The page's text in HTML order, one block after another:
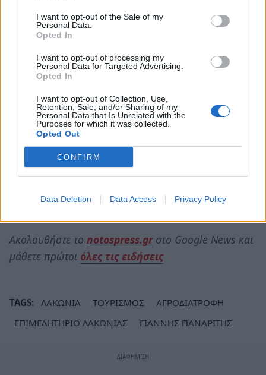
I want to opt-out of the Sale of my
Personal Data.
Opted In
I want to opt-out of processing my
Personal Data for Targeted Advertising.
Opted In
I want to opt-out of Collection, Use,
Retention, Sale, and/or Sharing of my
Personal Data that Is Unrelated with the
Purposes for which it was collected.
Opted Out
CONFIRM
Data Deletion Data Access Privacy Policy
της Διοίκησης του Επιμελητηρίου Λακωνίας,
εκπρόσωποι συλλόγων, φορέων και
επιχειρηματίες – μέλη του Επιμελητηρίου
Λακωνίας.
Κλείνοντας υπήρξε διαλογική συζήτηση μεταξύ
ομιλητών και συμμετεχόντων.
Οι ενδιαφερόμενοι μπορούν να
παρακολουθήσουν την ομιλία του Προέδρου
του Επιμελητηρίου κι όλη την εκδήλωση
ψηφιακά μέσω της σελίδας του Επιμελητηρίου
Ακολουθήστε το notospress.grστο Google News και
μάθετε πρώτοι όλες τις ειδήσεις
TAGS: ΛΑΚΩΝΙΑ ΤΟΥΡΙΣΜΟΣ
ΑΓΡΟΔΙΑΤΡΟΦΗ
ΕΠΙΜΕΛΗΤΗΡΙΟ ΛΑΚΩΝΙΑΣ
ΓΙΑΝΝΗΣ ΠΑΝΑΡΙΤΗΣ